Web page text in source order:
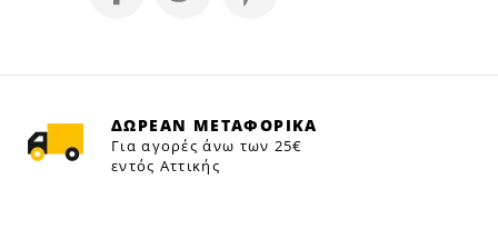
ΔΩΡΕΑΝ ΜΕΤΑΦΟΡΙΚΑ
Για αγορές άνω των 25€
εντός Αττικής